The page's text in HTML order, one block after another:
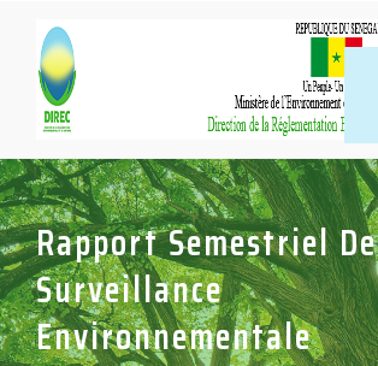
Rapport Semestriel De
Surveillance
Environnementale